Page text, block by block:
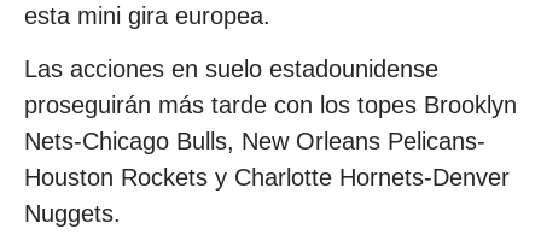
esta mini gira europea.
Las acciones en suelo estadounidense
proseguirán más tarde con los topes Brooklyn
Nets-Chicago Bulls, New Orleans Pelicans-
Houston Rockets y Charlotte Hornets-Denver
Nuggets.